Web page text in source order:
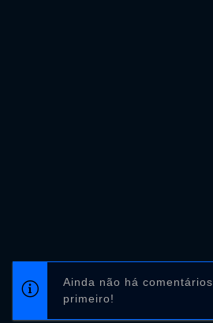
Ainda não há
primeiro!